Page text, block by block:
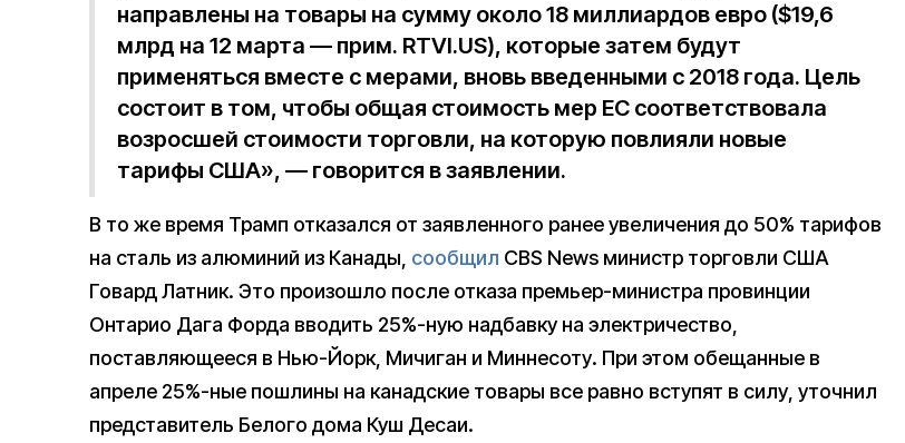
направлены на товары на сумму около 18 миллиардов евро ($19,6
млрд на 12 марта — прим. RTVI.US), которые затем будут
применяться вместе с мерами, вновь введенными с 2018 года. Цель
состоит в том, чтобы общая стоимость мер ЕС соответствовала
возросшей стоимости торговли, на которую повлияли новые
тарифы США», — говорится в заявлении.
В то же время Трамп отказался от заявленного ранее увеличения до 50% тарифов
на сталь из алюминий из Канады, сообщил CBS News министр торговли США
Говард Латник. Это произошло после отказа премьер-министра провинции
Онтарио Дага Форда вводить 25%-ную надбавку на электричество,
поставляющееся в Нью-Йорк, Мичиган и Миннесоту. При этом обещанные в
апреле 25%-ные пошлины на канадские товары все равно вступят в силу, уточнил
представитель Белого дома Куш Десаи.